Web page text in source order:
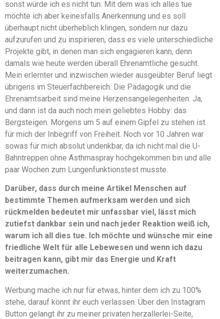
sonst würde ich es nicht tun. Mit dem was ich alles tue
möchte ich aber keinesfalls Anerkennung und es soll
überhaupt nicht überheblich klingen, sondern nur dazu
aufzurufen und zu inspirieren, dass es viele unterschiedliche
Projekte gibt, in denen man sich engagieren kann, denn
damals wie heute werden überall Ehrenamtliche gesucht.
Mein erlernter und inzwischen wieder ausgeübter Beruf liegt
übrigens im Steuerfachbereich. Die Pädagogik und die
Ehrenamtsarbeit sind meine Herzensangelegenheiten. Ja,
und dann ist da auch noch mein geliebtes Hobby: das
Bergsteigen. Morgens um 5 auf einem Gipfel zu stehen ist
für mich der Inbegriff von Freiheit. Noch vor 10 Jahren war
sowas für mich absolut undenkbar, da ich nicht mal die U-
Bahntreppen ohne Asthmaspray hochgekommen bin und alle
paar Wochen zum Lungenfunktionstest musste.
Darüber, dass durch meine Artikel Menschen auf
bestimmte Themen aufmerksam werden und sich
rückmelden bedeutet mir unfassbar viel, lässt mich
zutiefst dankbar sein und nach jeder Reaktion weiß ich,
warum ich all dies tue. Ich möchte und wünsche mir eine
friedliche Welt für alle Lebewesen und wenn ich dazu
beitragen kann, gibt mir das Energie und Kraft
weiterzumachen.
Werbung mache ich nur für etwas, hinter dem ich zu 100%
stehe, darauf könnt ihr euch verlassen. Über den Instagram
Button gelangt ihr zu meiner privaten herzallerlei-Seite,